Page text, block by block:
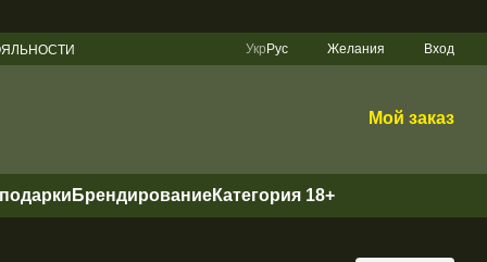
Укр Рус Желания Вход
Мой заказ
БрендированиеКатегория 18+